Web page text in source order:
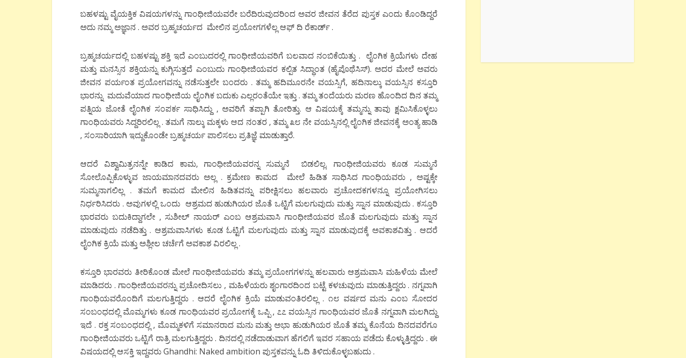
ಬಹಳಷ್ಟು ವೈಯಕ್ತಿಕ ವಿಷಯಗಳನ್ನು ಗಾಂಧೀಜಿಯವರೇ ಬರೆದಿರುವುದರಿಂದ ಅವರ ಜೀವನ ತೆರೆದ ಪುಸ್ತಕ ಎಂದು ಕೊಂಡಿದ್ದರೆ
ಅದು ನಮ್ಮ ಅಜ್ಞಾನ . ಅವರ ಬ್ರಹ್ಮಚರ್ಯದ ಮೇಲಿನ ಪ್ರಯೋಗಗಳೆಲ್ಲ ಆಫ್ ದಿ ರೆಕಾರ್ಡ್ .
ಬ್ರಹ್ಮಚರ್ಯದಲ್ಲಿ ಬಹಳಷ್ಟು ಶಕ್ತಿ ಇದೆ ಎಂಬುದರಲ್ಲಿ ಗಾಂಧೀಜಿಯವರಿಗೆ ಬಲವಾದ ನಂಬಿಕೆಯಿತ್ತು . ಲೈಂಗಿಕ ಕ್ರಿಯೆಗಳು ದೇಹ
ಮತ್ತು ಮನಸ್ಸಿನ ಶಕ್ತಿಯನ್ನು ಕುಗ್ಗಿಸುತ್ತದೆ ಎಂಬುದು ಗಾಂಧೀಜಿಯವರ ಕಲ್ಪಿತ ಸಿದ್ಧಾಂತ (ಹೈಪೊಥೆಸಿಸ್). ಅದರ ಮೇಲೆ ಅವರು
ಜೀವನ ಪರ್ಯಂತ ಪ್ರಯೋಗವನ್ನು ನಡೆಸುತ್ತಲೇ ಬಂದರು . ತಮ್ಮ ಹದಿಮೂರನೇ ವಯಸ್ಸಿಗೆ, ಹದಿನಾಲ್ಕು ವಯಸ್ಸಿನ ಕಸ್ತೂರಿ
ಭಾರನ್ನು ಮದುವೆಯಾದ ಗಾಂಧೀಜಿಯ ಲೈಂಗಿಕ ಬದುಕು ಎಲ್ಲರಂತೆಯೇ ಇತ್ತು . ತಮ್ಮ ತಂದೆಯರು ಮರಣ ಹೊಂದಿದ ದಿನ ತಮ್ಮ
ಪತ್ನಿಯ ಜೋತೆ ಲೈಂಗಿಕ ಸಂಪರ್ಕ ಸಾಧಿಸಿದ್ದು , ಅವರಿಗೆ ತಪ್ಪಾಗಿ ತೋರಿತ್ತು. ಆ ವಿಷಯಕ್ಕೆ ತಮ್ಮನ್ನು ತಾವು ಕ್ಷಮಿಸಿಕೊಳ್ಳಲು
ಗಾಂಧಿಯವರು ಸಿದ್ದರಿರಲಿಲ್ಲ . ತಮಗೆ ನಾಲ್ಕು ಮಕ್ಕಳು ಆದ ನಂತರ , ತಮ್ಮ ೩೮ ನೇ ವಯಸ್ಸಿನಲ್ಲಿ ಲೈಂಗಿಕ ಜೀವನಕ್ಕೆ ಅಂತ್ಯ ಹಾಡಿ
, ಸಂಸಾರಿಯಾಗಿ ಇದ್ದುಕೊಂಡೇ ಬ್ರಹ್ಮಚರ್ಯ ಪಾಲಿಸಲು ಪ್ರತಿಜ್ಞೆ ಮಾಡುತ್ತಾರೆ.
ಆದರೆ ವಿಶ್ವಾಮಿತ್ರನನ್ನೇ ಕಾಡಿದ ಕಾಮ, ಗಾಂಧೀಜಿಯವರನ್ನ ಸುಮ್ಮನೆ ಬಿಡಲಿಲ್ಲ. ಗಾಂಧೀಜಿಯವರು ಕೂಡ ಸುಮ್ಮನೆ
ಸೋಲೊಪ್ಪಿಕೊಳ್ಳುವ ಜಾಯಮಾನದವರು ಅಲ್ಲ . ಕ್ರಮೇಣ ಕಾಮದ ಮೇಲೆ ಹಿಡಿತ ಸಾಧಿಸಿದ ಗಾಂಧಿಯವರು , ಅಷ್ಟಕ್ಕೇ
ಸುಮ್ಮನಾಗಲಿಲ್ಲ . ತಮಗೆ ಕಾಮದ ಮೇಲಿನ ಹಿಡಿತವನ್ನು ಪರೀಕ್ಷಿಸಲು ಹಲವಾರು ಪ್ರಚೋದಕಗಳನ್ನೂ ಪ್ರಯೋಗಿಸಲು
ನಿರ್ಧರಿಸಿದರು . ಅವುಗಳಲ್ಲಿ ಒಂದು ಆಶ್ರಮದ ಹುಡುಗಿಯರ ಜೊತೆ ಒಟ್ಟಿಗೆ ಮಲಗುವುದು ಮತ್ತು ಸ್ನಾನ ಮಾಡುವುದು . ಕಸ್ತೂರಿ
ಭಾರವರು ಬದುಕಿದ್ದಾಗಲೇ , ಸುಶೀಲ್ ನಾಯರ್ ಎಂಬ ಆಶ್ರಮವಾಸಿ ಗಾಂಧೀಜಿಯವರ ಜೊತೆ ಮಲಗುವುದು ಮತ್ತು ಸ್ನಾನ
ಮಾಡುವುದು ನಡೆದಿತ್ತು . ಆಶ್ರಮವಾಸಿಗಳು ಕೂಡ ಓಟ್ಟಿಗೆ ಮಲಗುವುದು ಮತ್ತು ಸ್ನಾನ ಮಾಡುವುದಕ್ಕೆ ಅವಕಾಶವಿತ್ತು . ಆದರೆ
ಲೈಂಗಿಕ ಕ್ರಿಯೆ ಮತ್ತು ಅಶ್ಲೀಲ ಚರ್ಚೆಗೆ ಅವಕಾಶ ವಿರಲಿಲ್ಲ .
ಕಸ್ತೂರಿ ಭಾರವರು ತೀರಿಕೊಂಡ ಮೇಲೆ ಗಾಂಧೀಜಿಯವರು ತಮ್ಮ ಪ್ರಯೋಗಗಳನ್ನು ಹಲವಾರು ಆಶ್ರಮವಾಸಿ ಮಹಿಳೆಯ ಮೇಲೆ
ಮಾಡಿದರು . ಗಾಂಧೀಜಿಯವರನ್ನು ಪ್ರಚೋದಿಸಲು , ಮಹಿಳೆಯರು ಶೃಂಗಾರದಿಂದ ಬಟ್ಟೆ ಕಳಚುವುದು ಮಾಡುತ್ತಿದ್ದರು . ನಗ್ನವಾಗಿ
ಗಾಂಧಿಯವರೊಂದಿಗೆ ಮಲಗುತ್ತಿದ್ದರು . ಆದರೆ ಲೈಂಗಿಕ ಕ್ರಿಯೆ ಮಾಡುವಂತಿರಲಿಲ್ಲ . ೧೮ ವರ್ಷದ ಮನು ಎಂಬ ಸೋದರ
ಸಂಬಂಧದಲ್ಲಿ ಮೊಮ್ಮಗಳು ಕೂಡ ಗಾಂಧಿಯವರ ಪ್ರಯೋಗಕ್ಕೆ ಒಪ್ಪಿ , ೭೭ ವಯಸ್ಸಿನ ಗಾಂಧಿಯವರ ಜೊತೆ ನಗ್ನವಾಗಿ ಮಲಗಿದ್ದು
ಇದೆ . ರಕ್ತ ಸಂಬಂಧದಲ್ಲಿ , ಮೊಮ್ಮಕಳಿಗೆ ಸಮಾನರಾದ ಮನು ಮತ್ತು ಅಭಾ ಹುಡುಗಿಯರ ಜೊತೆ ತಮ್ಮ ಕೊನೆಯ ದಿನದವರೆಗೂ
ಗಾಂಧೀಜಿಯವರು ಒಟ್ಟಿಗೆ ರಾತ್ರಿ ಮಲಗುತ್ತಿದ್ದರು . ದಿನದಲ್ಲಿ ನಡೆದಾಡುವಾಗ ಹೆಗಲಿಗೆ ಇವರ ಸಹಾಯ ಪಡೆದು ಕೊಳ್ಳುತ್ತಿದ್ದರು . ಈ
ವಿಷಯದಲ್ಲಿ ಆಸಕ್ತಿ ಇದ್ದವರು Ghandhi: Naked ambition ಪುಸ್ತಕವನ್ನು ಓದಿ ತಿಳಿದುಕೊಳ್ಳಬಹುದು .